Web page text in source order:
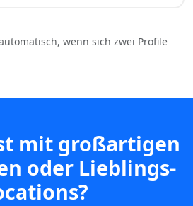
wenn sich zwei Profile
mit großartigen
oder Lieblings-